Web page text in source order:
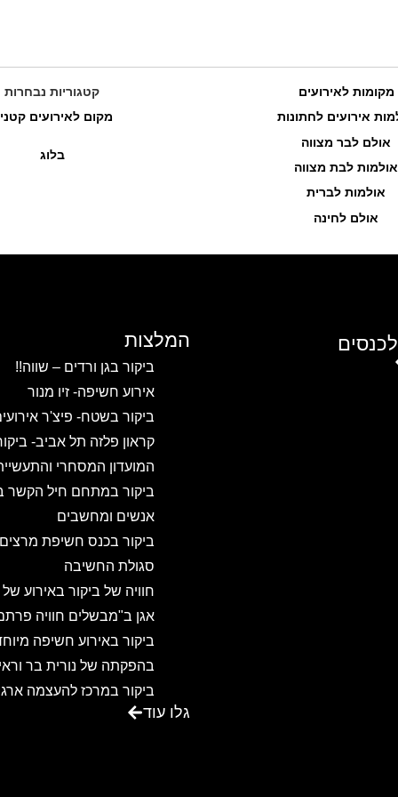
כרם דניאלה – אירועים וכנסיםמקומות לאירועים
אירועים לחתונות
אולם לבר מצווה
אולמות לבת מצווה
אולמות לברית
אולם לחינה
קטגוריות נבחרות
מקום לאירועים
בלוג
המלצות
ביקור בגן ורדים – שווה!!
אירוע חשיפה- זיו מנור
ביקור בשטח- פיצ'ר
קראון פלזה תל אביב-
המועדון המסחרי
ביקור במתחם חיל הקשר
אנשים ומחשבים
ביקור בכנס חשיפת
סגולת החשיבה
חוויה של ביקור באירוע
אגן ב"מבשלים חוויה
ביקור באירוע חשיפה
בהפקתה של נורית בר
ביקור במרכז להעצמה
ואישית – שדות ישראלגלו עוד